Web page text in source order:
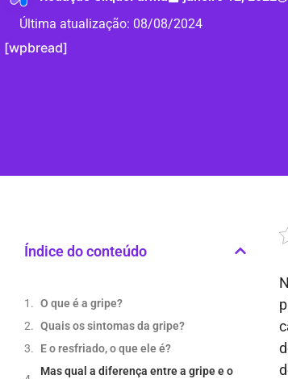
Última atualização: 08/08/2024
[wpbread]
Índice do conteúdo
O que é a gripe?
Quais os sintomas da gripe?
E o resfriado, o que ele é?
Mas qual a diferença entre a gripe e o